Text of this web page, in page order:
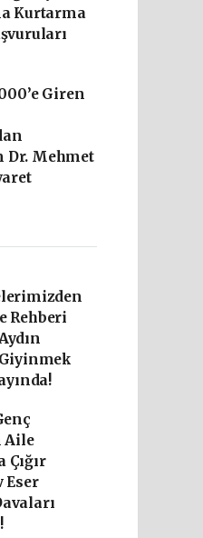
Kurtarma
Giren
Dr. Mehmet
Rehberi
Aile
Eser